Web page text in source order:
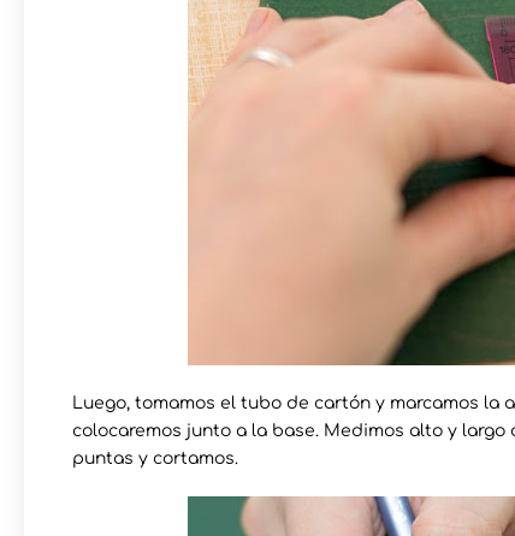
Luego, tomamos el tubo de cartón y marcamos
colocaremos junto a la base. Medimos alto y
puntas y cortamos.